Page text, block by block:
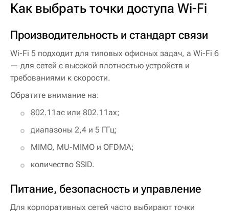
Как выбрать точки доступа Wi-Fi
Производительность и стандарт связи
Wi-Fi 5 подходит для типовых офисных задач, а Wi-Fi 6
— для сетей с высокой плотностью устройств и
требованиями к скорости.
Обратите внимание на:
802.11ac или 802.11ax;
диапазоны 2,4 и 5 ГГц;
MIMO, MU-MIMO и OFDMA;
количество SSID.
Питание, безопасность и управление
Для корпоративных сетей часто выбирают точки